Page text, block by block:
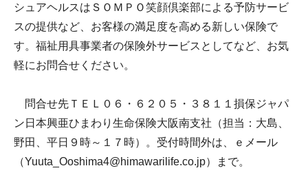
シュアヘルスはＳＯＭＰＯ笑顔倶楽部による予防サービ
スの提供など、お客様の満足度を高める新しい保険で
す。福祉用具事業者の保険外サービスとしてなど、お気
軽にお問合せください。
問合せ先ＴＥＬ０６・６２０５・３８１１損保ジャパ
ン日本興亜ひまわり生命保険大阪南支社（担当：大島、
野田、平日９時～１７時）。受付時間外は、ｅメール
（Yuuta_Ooshima4@himawarilife.co.jp）まで。